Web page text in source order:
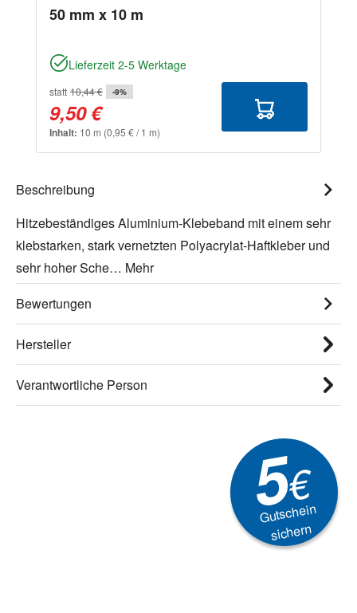
50 mm x 10 m
Lieferzeit 2-5 Werktage
statt 10,44 € -9%
9,50 €
Inhalt: 10 m (0,95 € / 1 m)
Beschreibung
Hitzebeständiges Aluminium-Klebeband mit einem sehr
klebstarken, stark vernetzten Polyacrylat-Haftkleber und
sehr hoher Sche… Mehr
Bewertungen
Hersteller
Verantwortliche Person
5€
Gutschein
sichern